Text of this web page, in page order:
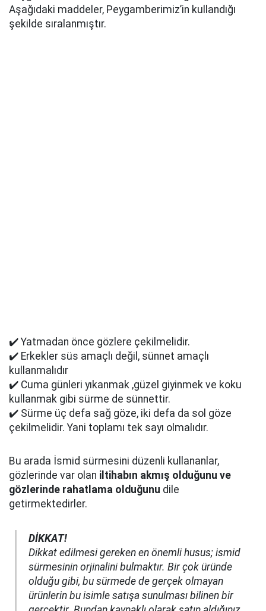
Aşağıdaki maddeler, Peygamberimiz’in kullandığı
şekilde sıralanmıştır.
✔️ Yatmadan önce gözlere çekilmelidir.
✔️ Erkekler süs amaçlı değil, sünnet amaçlı
kullanmalıdır
✔️ Cuma günleri yıkanmak ,güzel giyinmek ve koku
kullanmak gibi sürme de sünnettir.
✔️ Sürme üç defa sağ göze, iki defa da sol göze
çekilmelidir. Yani toplamı tek sayı olmalıdır.
Bu arada İsmid sürmesini düzenli kullananlar,
gözlerinde var olan iltihabın akmış olduğunu ve
gözlerinde rahatlama olduğunu dile
getirmektedirler.
DİKKAT!
Dikkat edilmesi gereken en önemli husus; ismid
sürmesinin orjinalini bulmaktır. Bir çok üründe
olduğu gibi, bu sürmede de gerçek olmayan
ürünlerin bu isimle satışa sunulması bilinen bir